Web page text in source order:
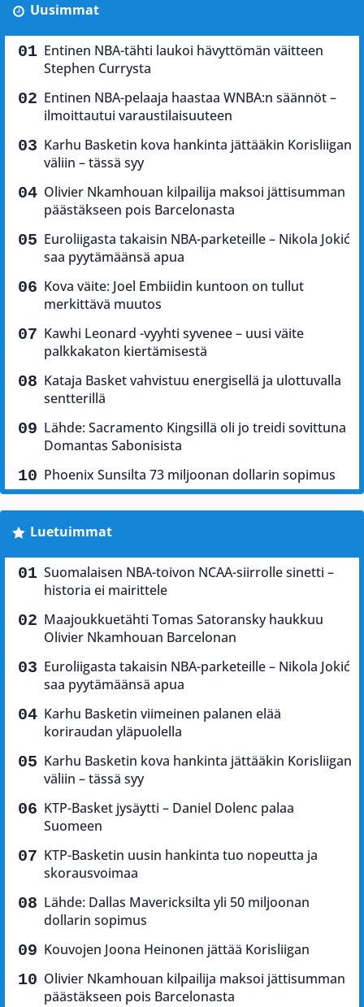
Uusimmat
Entinen NBA-tähti laukoi hävyttömän väitteen
Stephen Currysta
Entinen NBA-pelaaja haastaa WNBA:n säännöt –
ilmoittautui varaustilaisuuteen
Karhu Basketin kova hankinta jättääkin Korisliigan
väliin – tässä syy
Olivier Nkamhouan kilpailija maksoi jättisumman
päästäkseen pois Barcelonasta
Euroliigasta takaisin NBA-parketeille – Nikola Jokić
saa pyytämäänsä apua
Kova väite: Joel Embiidin kuntoon on tullut
merkittävä muutos
Kawhi Leonard -vyyhti syvenee – uusi väite
palkkakaton kiertämisestä
Kataja Basket vahvistuu energisellä ja ulottuvalla
sentterillä
Lähde: Sacramento Kingsillä oli jo treidi sovittuna
Domantas Sabonisista
Phoenix Sunsilta 73 miljoonan dollarin sopimus
Luetuimmat
Suomalaisen NBA-toivon NCAA-siirrolle sinetti –
historia ei mairittele
Maajoukkuetähti Tomas Satoransky haukkuu
Olivier Nkamhouan Barcelonan
Euroliigasta takaisin NBA-parketeille – Nikola Jokić
saa pyytämäänsä apua
Karhu Basketin viimeinen palanen elää
koriraudan yläpuolella
Karhu Basketin kova hankinta jättääkin Korisliigan
väliin – tässä syy
KTP-Basket jysäytti – Daniel Dolenc palaa
Suomeen
KTP-Basketin uusin hankinta tuo nopeutta ja
skorausvoimaa
Lähde: Dallas Mavericksilta yli 50 miljoonan
dollarin sopimus
Kouvojen Joona Heinonen jättää Korisliigan
Olivier Nkamhouan kilpailija maksoi jättisumman
päästäkseen pois Barcelonasta